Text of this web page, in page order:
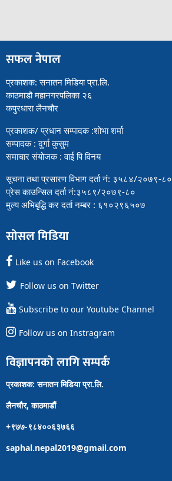
सफल नेपाल
प्रकाशक: सनातन मिडिया प्रा.लि.
काठमाडौ महानगरपलिका २६
कपुरधारा लैनचौर
प्रकाशक/ प्रधान सम्पादक :शोभा शर्मा
सम्पादक : दुर्गा कुसुम
समाचार संयोजक : वाई पि विनय
सूचना तथा प्रसारण विभाग दर्ता नं: ३५८४/२०७९-८०
प्रेस काउन्सिल दर्ता नं:३५८९/२०७९-८०
मुल्य अभिबृद्धि कर दर्ता नम्बर : ६१०२९६५०७
सोसल मिडिया
Like us on Facebook
Follow us on Twitter
Subscribe to our Youtube Channel
Follow us on Instragram
विज्ञापनको लागि सम्पर्क
प्रकाशक: सनातन मिडिया प्रा.लि.
लैनचौर, काठमाडौं
+९७७-९८४००६३७६६
saphal.nepal2019@gmail.com